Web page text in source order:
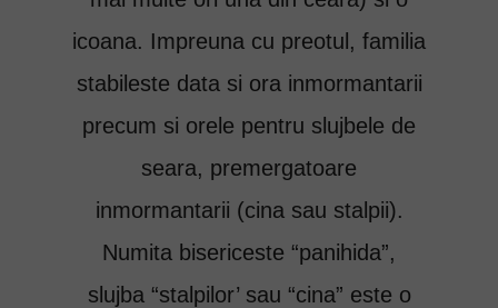
icoana. Impreuna cu preotul, familia
stabileste data si ora inmormantarii
precum si orele pentru slujbele de
seara, premergatoare
inmormantarii (cina sau stalpii).
Numita bisericeste “panihida”,
slujba “stalpilor’ sau “cina” este o